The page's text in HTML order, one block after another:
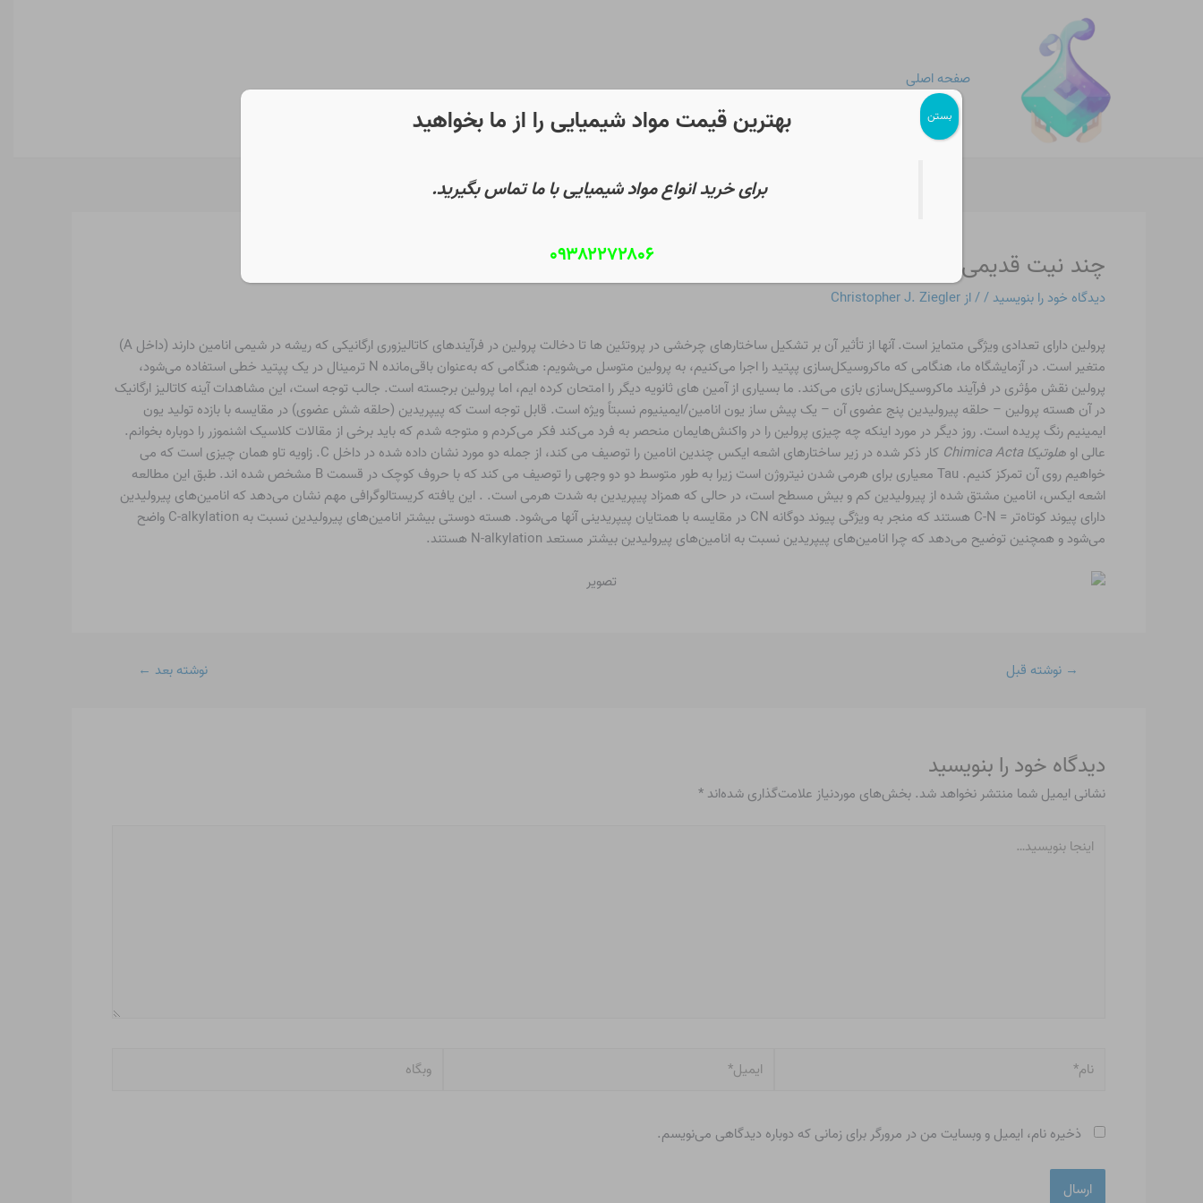
صفحه اصلی
چند نیت قدیمی از انامین های کریستالی
دیدگاه‌ خود را بنویسید // ازChristopher J. Ziegler
پرولین دارای تعدادی ویژگی متمایز است. آنها از تأثیر آن بر تشکیل ساختارهای چرخشی در پروتئین ها تا دخالت پرولین در فرآیندهای کاتالیزوری ارگانیکی که ریشه در شیمی انامین دارند (داخل A)
متغیر است. در آزمایشگاه ما، هنگامی که ماکروسیکل‌سازی پپتید را اجرا می‌کنیم، به پرولین متوسل می‌شویم: هنگامی که به‌عنوان باقی‌مانده N ترمینال در یک پپتید خطی استفاده می‌شود،
پرولین نقش مؤثری در فرآیند ماکروسیکل‌سازی بازی می‌کند. ما بسیاری از آمین های ثانویه دیگر را امتحان کرده ایم، اما پرولین برجسته است. جالب توجه است، این مشاهدات آینه کاتالیز ارگانیک
در آن هسته پرولین – حلقه پیرولیدین پنج عضوی آن – یک پیش ساز یون انامین/ایمینیوم نسبتاً ویژه است. قابل توجه است که پیپریدین (حلقه شش عضوی) در مقایسه با بازده تولید یون
ایمینیم رنگ پریده است. روز دیگر در مورد اینکه چه چیزی پرولین را در واکنش‌هایمان منحصر به فرد می‌کند فکر می‌کردم و متوجه شدم که باید برخی از مقالات کلاسیک اشنموزر را دوباره بخوانم.
عالی اوهلوتیکا Chimica Acta
کار ذکر شده در زیر ساختارهای اشعه ایکس چندین انامین را توصیف می کند، از جمله دو مورد نشان داده شده در داخل C. زاویه تاو همان چیزی است که می
خواهیم روی آن تمرکز کنیم. Tau معیاری برای هرمی شدن نیتروژن است زیرا به طور متوسط ​​دو دو وجهی را توصیف می کند که با حروف کوچک در قسمت B مشخص شده اند. طبق این مطالعه
اشعه ایکس، انامین مشتق شده از پیرولیدین کم و بیش مسطح است، در حالی که همزاد پیپریدین به شدت هرمی است. . این یافته کریستالوگرافی مهم نشان می‌دهد که انامین‌های پیرولیدین
دارای پیوند کوتاه‌تر = C-N هستند که منجر به ویژگی پیوند دوگانه CN در مقایسه با همتایان پیپریدینی آنها می‌شود. هسته دوستی بیشتر انامین‌های پیرولیدین نسبت به C-alkylation واضح
می‌شود و همچنین توضیح می‌دهد که چرا انامین‌های پیپریدین نسبت به انامین‌های پیرولیدین بیشتر مستعد N-alkylation هستند.
نوشته
→ نوشته قبل نوشته بعد ←
دیدگاه‌ خود را بنویسید
نشانی ایمیل شما منتشر نخواهد شد. بخش‌های موردنیاز علامت‌گذاری شده‌اند*
بنویسید…
وبگاه
ذخیره نام، ایمیل و وبسایت من در مرورگر برای زمانی که دوباره دیدگاهی می‌نویسم.
بهترین قیمت مواد شیمیایی را از ما بخواهید
برای خرید انواع مواد شیمیایی با ما تماس بگیرید.
۰۹۳۸۲۲۷۲۸۰۶
بستن